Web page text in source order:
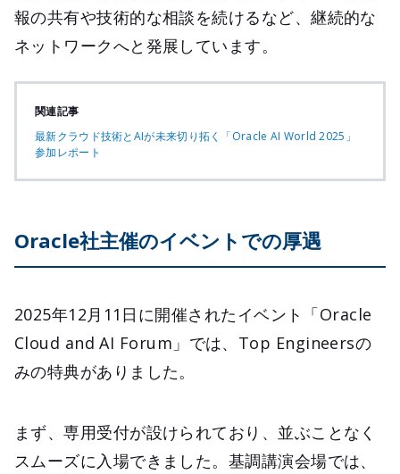
報の共有や技術的な相談を続けるなど、継続的な
ネットワークへと発展しています。
関連記事
最新クラウド技術とAIが未来切り拓く「Oracle AI World 2025」
参加レポート
Oracle社主催のイベントでの厚遇
2025年12月11日に開催されたイベント「Oracle
Cloud and AI Forum」では、Top Engineersの
みの特典がありました。
まず、専用受付が設けられており、並ぶことなく
スムーズに入場できました。基調講演会場では、